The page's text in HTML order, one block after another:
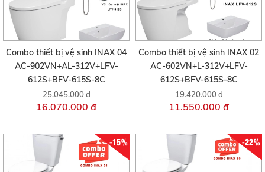
Combo thiết bị vệ sinh INAX 04
AC-902VN+AL-312V+LFV-
612S+BFV-615S-8C
25.045.000 đ
16.070.000 đ
Combo thiết bị vệ sinh INAX 02
AC-602VN+L-312V+LFV-
612S+BFV-615S-8C
19.420.000 đ
11.550.000 đ
-15% -22%